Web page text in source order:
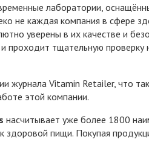
лаборатории,
не каждая компания в сфере
уверены в их качестве и
проходит тщательную проверку
журнала Vitamin Retailer, что
этой компании.
насчитывает уже более 1800
здоровой пищи. Покупая